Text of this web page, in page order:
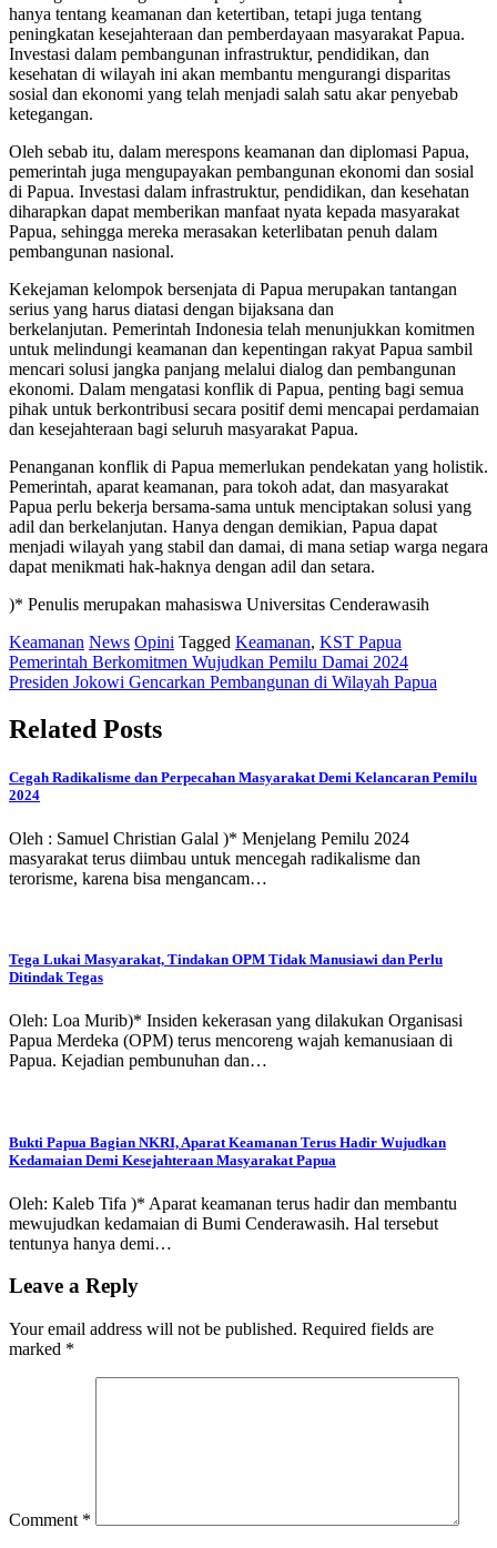
hanya tentang keamanan dan ketertiban, tetapi juga tentang
peningkatan kesejahteraan dan pemberdayaan masyarakat Papua.
Investasi dalam pembangunan infrastruktur, pendidikan, dan
kesehatan di wilayah ini akan membantu mengurangi disparitas
sosial dan ekonomi yang telah menjadi salah satu akar penyebab
ketegangan.
Oleh sebab itu, dalam merespons keamanan dan diplomasi Papua,
pemerintah juga mengupayakan pembangunan ekonomi dan sosial
di Papua. Investasi dalam infrastruktur, pendidikan, dan kesehatan
diharapkan dapat memberikan manfaat nyata kepada masyarakat
Papua, sehingga mereka merasakan keterlibatan penuh dalam
pembangunan nasional.
Kekejaman kelompok bersenjata di Papua merupakan tantangan
serius yang harus diatasi dengan bijaksana dan
berkelanjutan. Pemerintah Indonesia telah menunjukkan komitmen
untuk melindungi keamanan dan kepentingan rakyat Papua sambil
mencari solusi jangka panjang melalui dialog dan pembangunan
ekonomi. Dalam mengatasi konflik di Papua, penting bagi semua
pihak untuk berkontribusi secara positif demi mencapai perdamaian
dan kesejahteraan bagi seluruh masyarakat Papua.
Penanganan konflik di Papua memerlukan pendekatan yang holistik.
Pemerintah, aparat keamanan, para tokoh adat, dan masyarakat
Papua perlu bekerja bersama-sama untuk menciptakan solusi yang
adil dan berkelanjutan. Hanya dengan demikian, Papua dapat
menjadi wilayah yang stabil dan damai, di mana setiap warga negara
dapat menikmati hak-haknya dengan adil dan setara.
)* Penulis merupakan mahasiswa Universitas Cenderawasih
Keamanan News Opini Tagged Keamanan, KST Papua
Post
navigation
Pemerintah Berkomitmen Wujudkan Pemilu Damai 2024
Presiden Jokowi Gencarkan Pembangunan di Wilayah Papua
Related Posts
Cegah Radikalisme dan Perpecahan Masyarakat Demi Kelancaran Pemilu
2024
Oleh : Samuel Christian Galal )* Menjelang Pemilu 2024
masyarakat terus diimbau untuk mencegah radikalisme dan
terorisme, karena bisa mengancam…
Tega Lukai Masyarakat, Tindakan OPM Tidak Manusiawi dan Perlu
Ditindak Tegas
Oleh: Loa Murib)* Insiden kekerasan yang dilakukan Organisasi
Papua Merdeka (OPM) terus mencoreng wajah kemanusiaan di
Papua. Kejadian pembunuhan dan…
Bukti Papua Bagian NKRI, Aparat Keamanan Terus Hadir Wujudkan
Kedamaian Demi Kesejahteraan Masyarakat Papua
Oleh: Kaleb Tifa )* Aparat keamanan terus hadir dan membantu
mewujudkan kedamaian di Bumi Cenderawasih. Hal tersebut
tentunya hanya demi…
Leave a Reply
Your email address will not be published. Required fields are
marked *
Comment *